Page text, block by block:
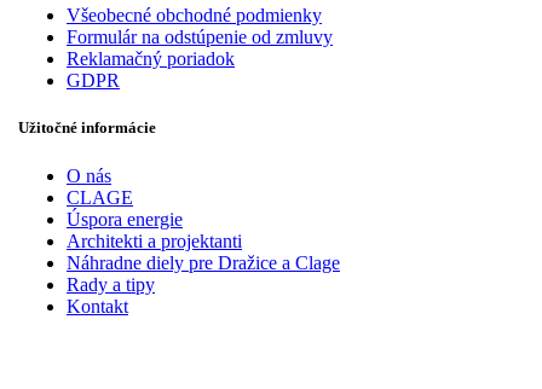
Všeobecné obchodné podmienky
Formulár na odstúpenie od zmluvy
Reklamačný poriadok
GDPR
Užitočné informácie
O nás
CLAGE
Úspora energie
Architekti a projektanti
Náhradne diely pre Dražice a Clage
Rady a tipy
Kontakt